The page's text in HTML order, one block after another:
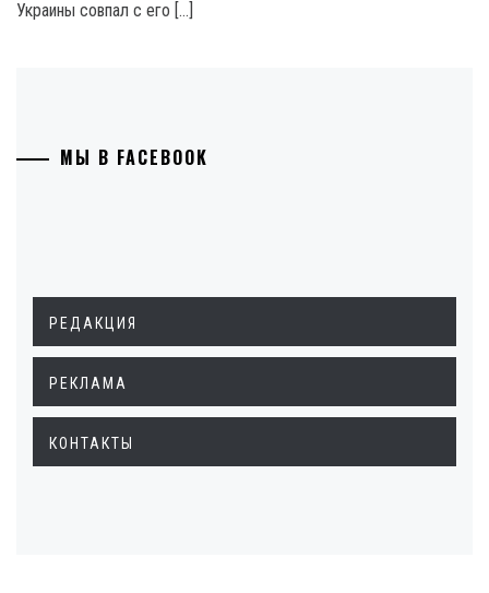
Украины совпал с его […]
МЫ В FACEBOOK
РЕДАКЦИЯ
РЕКЛАМА
КОНТАКТЫ